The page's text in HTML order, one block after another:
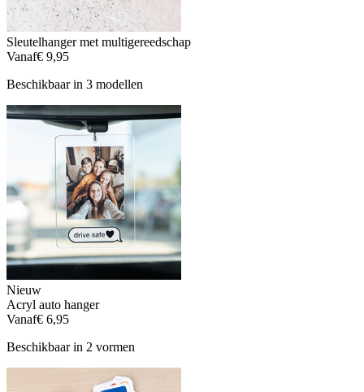
Sleutelhanger met multigereedschap
Vanaf€ 9,95
Beschikbaar in 3 modellen
Nieuw
Acryl auto hanger
Vanaf€ 6,95
Beschikbaar in 2 vormen